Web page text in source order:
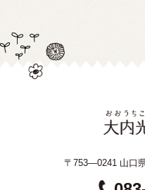
〒753—0241 山口